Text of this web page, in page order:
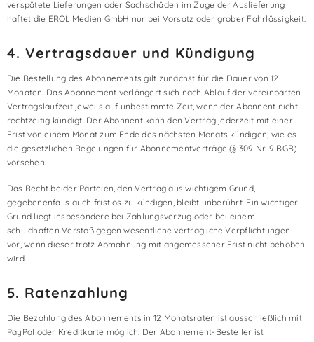
verspätete Lieferungen oder Sachschäden im Zuge der Auslieferung
haftet die EROL Medien GmbH nur bei Vorsatz oder grober Fahrlässigkeit.
4. Vertragsdauer und Kündigung
Die Bestellung des Abonnements gilt zunächst für die Dauer von 12
Monaten. Das Abonnement verlängert sich nach Ablauf der vereinbarten
Vertragslaufzeit jeweils auf unbestimmte Zeit, wenn der Abonnent nicht
rechtzeitig kündigt. Der Abonnent kann den Vertrag jederzeit mit einer
Frist von einem Monat zum Ende des nächsten Monats kündigen, wie es
die gesetzlichen Regelungen für Abonnementverträge (§ 309 Nr. 9 BGB)
vorsehen.
Das Recht beider Parteien, den Vertrag aus wichtigem Grund,
gegebenenfalls auch fristlos zu kündigen, bleibt unberührt. Ein wichtiger
Grund liegt insbesondere bei Zahlungsverzug oder bei einem
schuldhaften Verstoß gegen wesentliche vertragliche Verpflichtungen
vor, wenn dieser trotz Abmahnung mit angemessener Frist nicht behoben
wird.
5. Ratenzahlung
Die Bezahlung des Abonnements in 12 Monatsraten ist ausschließlich mit
PayPal oder Kreditkarte möglich. Der Abonnement-Besteller ist